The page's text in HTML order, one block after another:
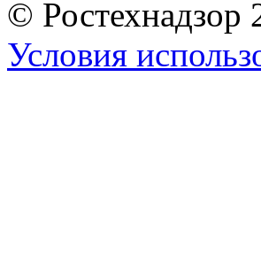
© Ростехнадзор
Условия